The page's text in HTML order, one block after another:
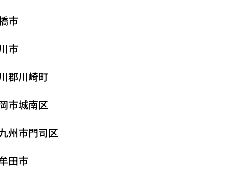
市
市
郡川崎町
市城南区
州市門司区
田市